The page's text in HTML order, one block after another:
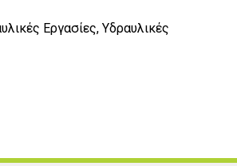
Εργασίες, Υδραυλικές